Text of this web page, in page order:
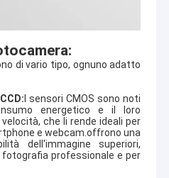
di vario tipo, ognuno adatto
I sensori CMOS sono noti
energetico e il loro
che li rende ideali per
e webcam.offrono una
dell'immagine superiori,
professionale e per